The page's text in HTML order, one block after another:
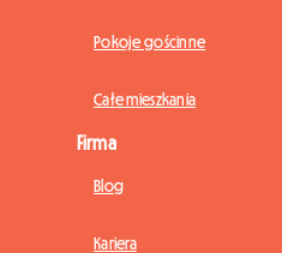
Pokoje gościnne
Całe mieszkania
Firma
Blog
Kariera